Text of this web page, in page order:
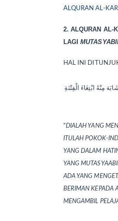
ALQURAN AL-
2. ALQURAN AL-
LAGI
HAL INI
مِنْهُ ابْتِغَاءَ الْفِتْنَةِ
“DIALAH YANG
ITULAH POKOK-
YANG DALAM
YANG
ADA YANG
BERIMAN KEPADA
MENGAMBIL